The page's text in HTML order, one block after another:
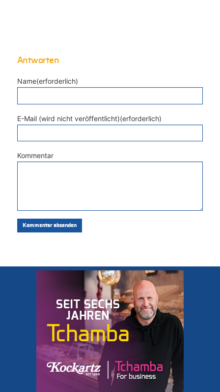
Antworten
Name(erforderlich)
E-Mail (wird nicht veröffentlicht)(erforderlich)
Kommentar